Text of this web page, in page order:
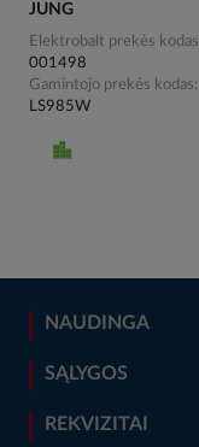
JUNG
Elektrobalt prekės kodas
001498
Gamintojo prekės kodas
LS985W
NAUDINGA
SĄLYGOS
REKVIZITAI